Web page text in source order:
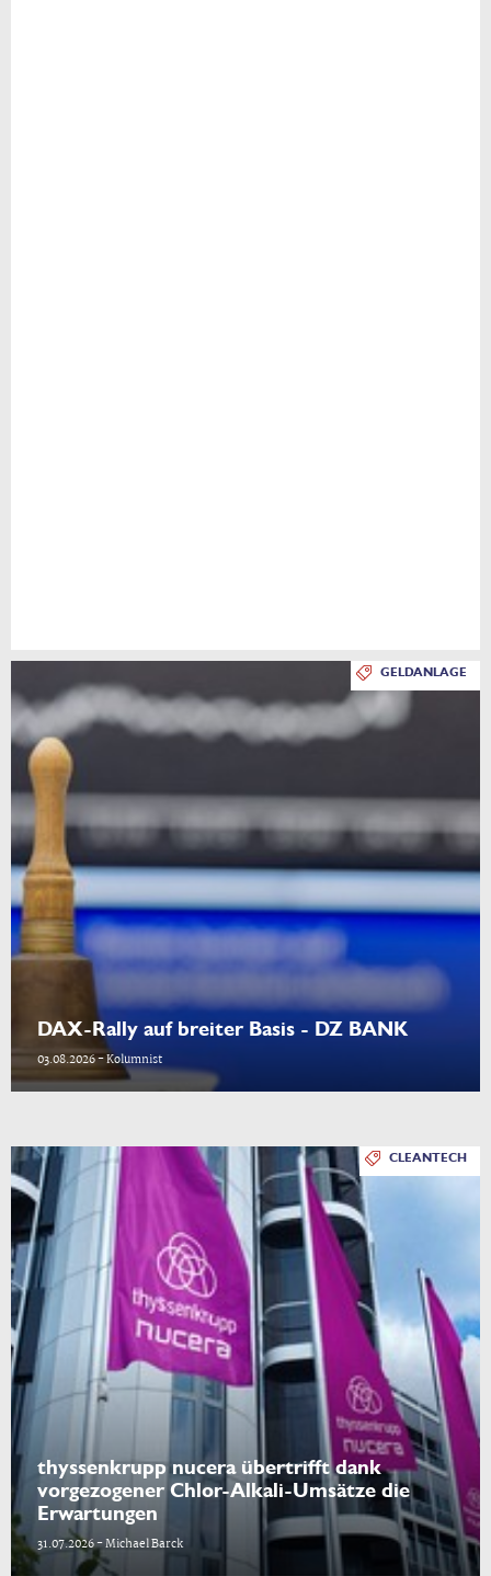
GELDANLAGE
DAX-Rally auf breiter Basis - DZ BANK
03.08.2026 - Kolumnist
CLEANTECH
thyssenkrupp nucera übertrifft dank
vorgezogener Chlor-Alkali-Umsätze die
Erwartungen
31.07.2026 - Michael Barck